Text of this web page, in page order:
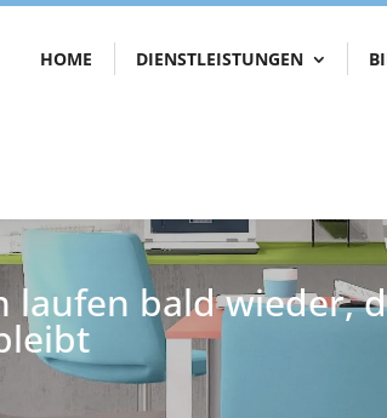
HOME DIENSTLEISTUNGEN
laufen bald wieder,